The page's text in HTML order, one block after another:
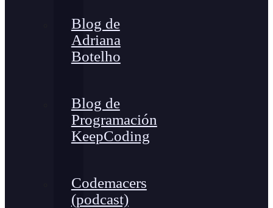
Blog de
Adriana
Botelho
Blog de
Programación
KeepCoding
Codemacers
(podcast)